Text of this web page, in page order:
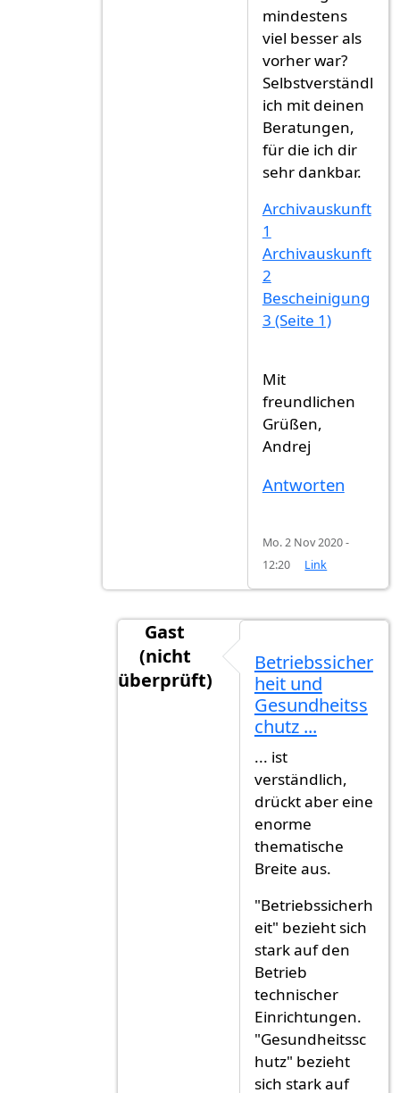
mindestens
viel besser als
vorher war?
Selbstverständl
ich mit deinen
Beratungen,
für die ich dir
sehr dankbar.
Archivauskunft
1
Archivauskunft
2
Bescheinigung
3 (Seite 1)
Mit
freundlichen
Grüßen,
Andrej
Antworten
Mo. 2 Nov 2020 -
12:20
Link
Gast
(nicht
überprüft)
Der gute Mann, vielen
Betriebssicher
heit und
Gesundheitss
chutz ...
... ist
verständlich,
drückt aber eine
enorme
thematische
Breite aus.
"Betriebssicherh
eit" bezieht sich
stark auf den
Betrieb
technischer
Einrichtungen.
"Gesundheitssc
hutz" bezieht
sich stark auf